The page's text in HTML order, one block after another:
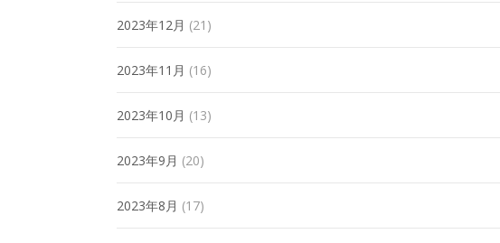
2023年12月 (21)
2023年11月 (16)
2023年10月 (13)
2023年9月 (20)
2023年8月 (17)